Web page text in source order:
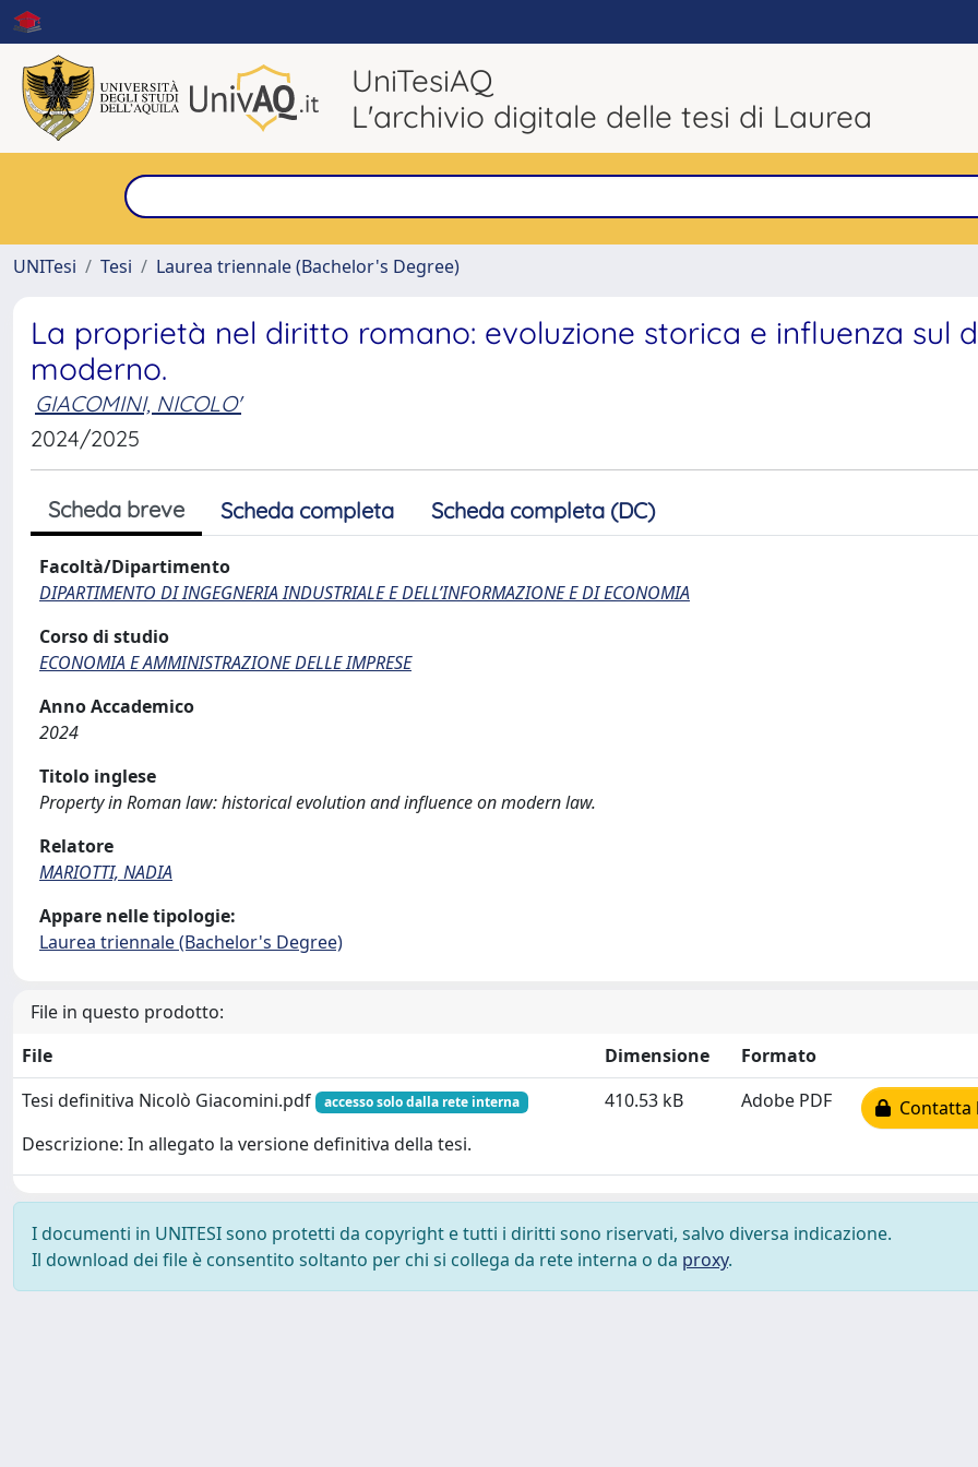
UniTesiAQ
L'archivio digitale delle tesi di Laurea
UNITesi
Tesi Laurea triennale (Bachelor's Degree)
La proprietà nel diritto romano: evoluzione storica e influenza sul
moderno.
GIACOMINI, NICOLO'
2024/2025
Scheda breve Scheda completa Scheda completa (DC)
Facoltà/Dipartimento
DIPARTIMENTO DI INGEGNERIA INDUSTRIALE E DELL’INFORMAZIONE E DI ECONOMIA
Corso di studio
ECONOMIA E AMMINISTRAZIONE DELLE IMPRESE
Anno Accademico
2024
Titolo inglese
Property in Roman law: historical evolution and influence on modern law.
Relatore
MARIOTTI, NADIA
Appare nelle tipologie:
Laurea triennale (Bachelor's Degree)
File in questo prodotto:
File
Dimensione
Formato
Tesi definitiva Nicolò Giacomini.pdf
accesso solo dalla rete interna
Descrizione: In allegato la versione definitiva della tesi.
410.53 kB Adobe PDF Contatta
I documenti in UNITESI sono protetti da copyright e tutti i diritti sono riservati, salvo diversa indicazione.
Il download dei file è consentito soltanto per chi si collega da rete interna o da proxy.